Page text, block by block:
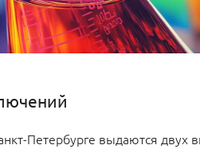
Петербурге выдаются двух